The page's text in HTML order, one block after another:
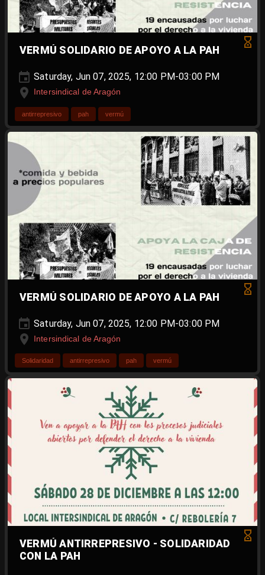
VERMÚ SOLIDARIO DE APOYO A LA PAH
Saturday, Jun 07, 2025, 12:00 PM-03:00 PM
Intersindical de Aragón
antirrepresivo pah vermú
VERMÚ SOLIDARIO DE APOYO A LA PAH
Saturday, Jun 07, 2025, 12:00 PM-03:00 PM
Intersindical de Aragón
Solidaridad antirrepresivo pah vermú
VERMÚ ANTIRREPRESIVO - SOLIDARIDAD
CON LA PAH